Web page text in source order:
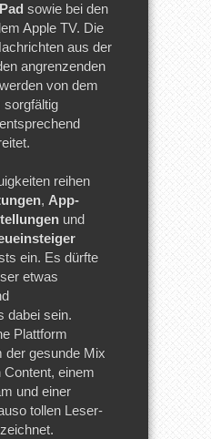
sowie bei den
Apple TV. Die
aus der
angrenzenden
von dem
sorgfältig
reihen
, App-
und
ein. Es dürfte
etwas
dabei sein.
Plattform
der gesunde Mix
einem
und einer
tollen Leser-